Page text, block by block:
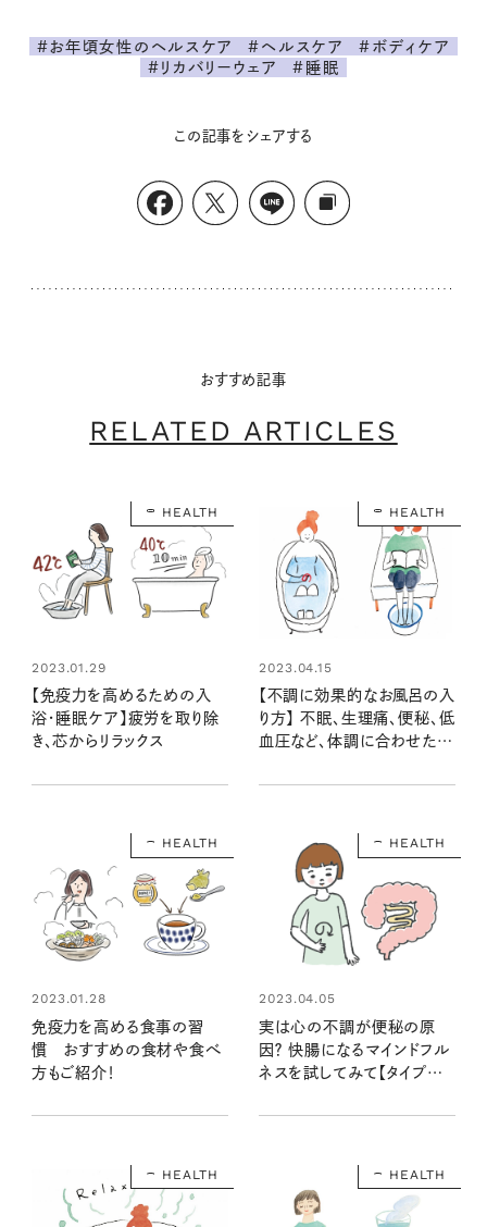
#お年頃女性のヘルスケア #ヘルスケア
#ボディケア
#リカバリーウェア
#睡眠
この記事をシェアする
おすすめ記事
RELATED ARTICLES
HEALTH
2023.01.29
【免疫力を高めるための入
浴・睡眠ケア】疲労を取り除
き、芯からリラックス
HEALTH
2023.04.15
【不調に効果的なお風呂の入
り方】 不眠、生理痛、便秘、低
血圧など、体調に合わせた温
HEALTH
2023.01.28
免疫力を高める食事の習
慣 おすすめの食材や食べ
方もご紹介！
HEALTH
2023.04.05
実は心の不調が便秘の原
因？ 快腸になるマインドフル
ネスを試してみて【タイプ別
HEALTH HEALTH